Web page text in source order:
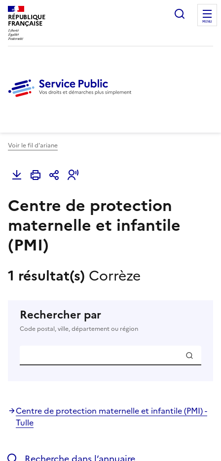
RÉPUBLIQUE
FRANÇAISE
Ouvrir
MENU
Voir le fil d'ariane
Centre de protection
maternelle et infantile
(PMI)
1 résultat(s) Corrèze
Rechercher par
Code postal, ville, département ou région
Centre de protection maternelle et infantile (PMI) -
Tulle